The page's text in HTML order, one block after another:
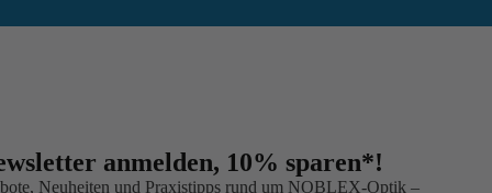
anmelden, 10% sparen*!
Neuheiten und Praxistipps rund um NOBLEX-Optik –